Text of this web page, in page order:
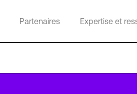
Partenaires Expertise et